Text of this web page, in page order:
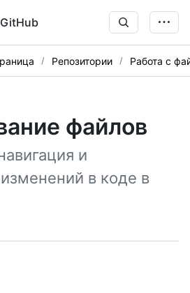
Репозитории Работа с
файлов
и
в коде в